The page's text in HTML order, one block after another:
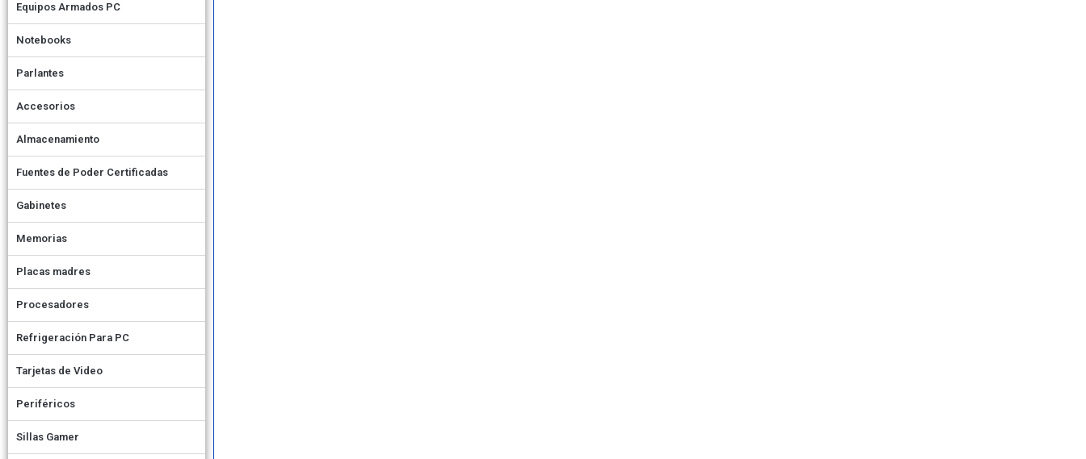
Equipos Armados PC
Notebooks
Parlantes
Accesorios
Almacenamiento
Fuentes de Poder Certificadas
Gabinetes
Memorias
Placas madres
Procesadores
Refrigeración Para PC
Tarjetas de Video
Periféricos
Sillas Gamer